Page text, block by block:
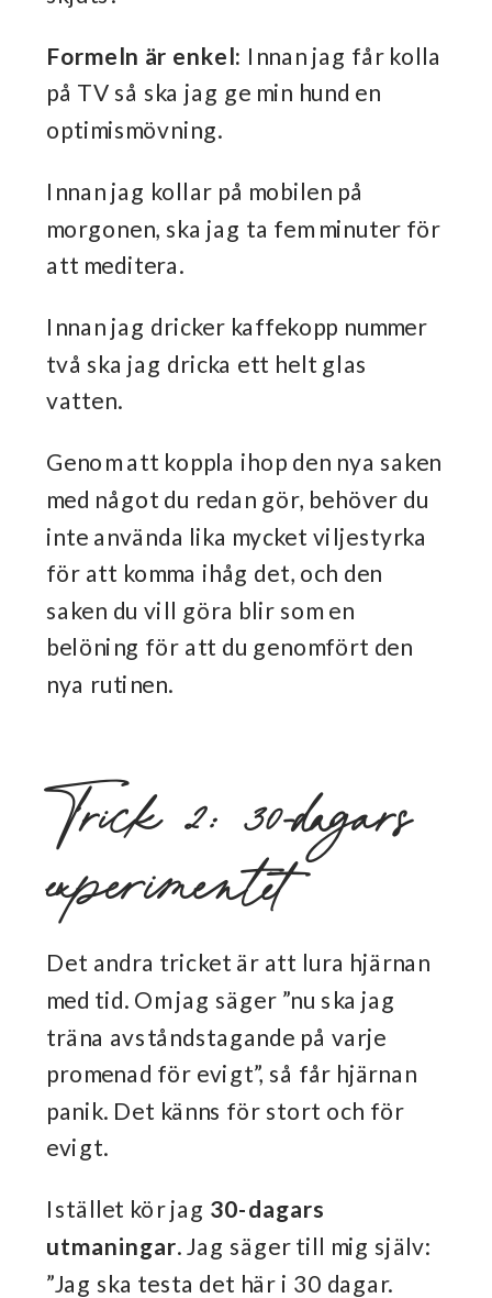
Formeln är enkel: Innan jag får kolla
på TV så ska jag ge min hund en
optimismövning.
Innan jag kollar på mobilen på
morgonen, ska jag ta fem minuter för
att meditera.
Innan jag dricker kaffekopp nummer
två ska jag dricka ett helt glas
vatten.
Genom att koppla ihop den nya saken
med något du redan gör, behöver du
inte använda lika mycket viljestyrka
för att komma ihåg det, och den
saken du vill göra blir som en
belöning för att du genomfört den
nya rutinen.
Trick 2: 30-dagars
experimentet
Det andra tricket är att lura hjärnan
med tid. Om jag säger ”nu ska jag
träna avståndstagande på varje
promenad för evigt”, så får hjärnan
panik. Det känns för stort och för
evigt.
Istället kör jag 30-dagars
utmaningar. Jag säger till mig själv:
”Jag ska testa det här i 30 dagar.